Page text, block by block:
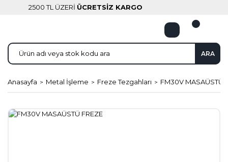
2500 TL ÜZERİ ÜCRETSİZ KARGO
ARA
Anasayfa Metal İşleme Freze Tezgahları FM30V MASAÜSTÜ